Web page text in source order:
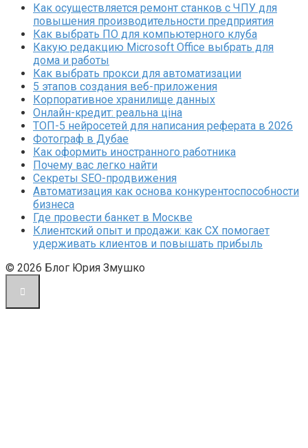
Как осуществляется ремонт станков с ЧПУ для
повышения производительности предприятия
Как выбрать ПО для компьютерного клуба
Какую редакцию Microsoft Office выбрать для
дома и работы
Как выбрать прокси для автоматизации
5 этапов создания веб-приложения
Корпоративное хранилище данных
Онлайн-кредит: реальна ціна
ТОП-5 нейросетей для написания реферата в 2026
Фотограф в Дубае
Как оформить иностранного работника
Почему вас легко найти
Секреты SEO-продвижения
Автоматизация как основа конкурентоспособности
бизнеса
Где провести банкет в Москве
Клиентский опыт и продажи: как CX помогает
удерживать клиентов и повышать прибыль
© 2026 Блог Юрия Змушко